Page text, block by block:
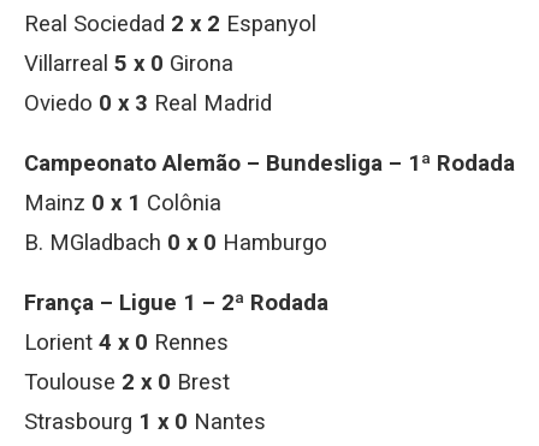
Real Sociedad 2 x 2 Espanyol
Villarreal 5 x 0 Girona
Oviedo 0 x 3 Real Madrid
Campeonato Alemão – Bundesliga – 1ª Rodada
Mainz 0 x 1 Colônia
B. MGladbach 0 x 0 Hamburgo
França – Ligue 1 – 2ª Rodada
Lorient 4 x 0 Rennes
Toulouse 2 x 0 Brest
Strasbourg 1 x 0 Nantes